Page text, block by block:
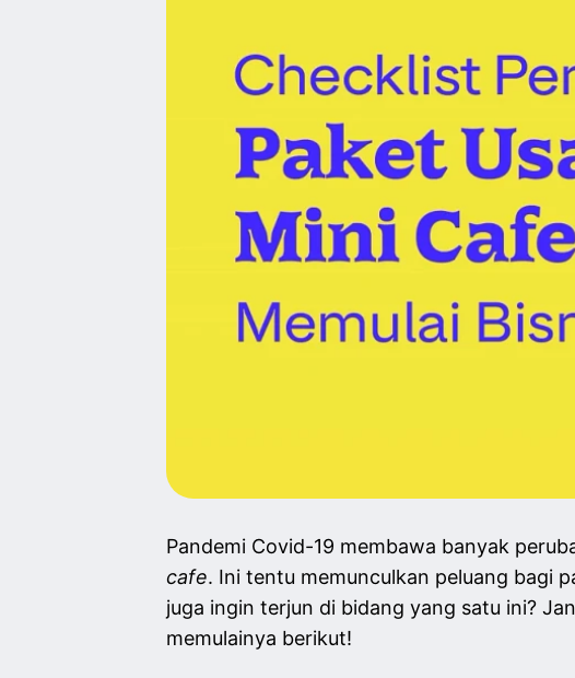
Pandemi Covid-19 membawa banyak
cafe. Ini tentu memunculkan peluang bagi
juga ingin terjun di bidang yang satu ini?
memulainya berikut!